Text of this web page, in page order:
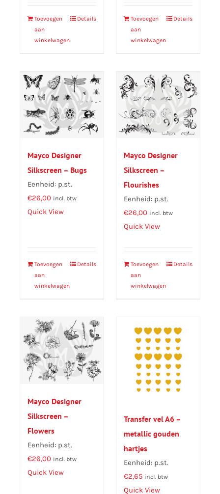
Toevoegen
aan
winkelwagen
Details
Toevoegen
aan
winkelwagen
Details
Mayco Designer
Silkscreen – Bugs
Eenheid: p.st.
€26,00 incl. btw
Quick View
Toevoegen
aan
winkelwagen
Details
Mayco Designer
Silkscreen –
Flourishes
Eenheid: p.st.
€26,00 incl. btw
Quick View
Toevoegen
aan
winkelwagen
Details
Mayco Designer
Silkscreen –
Flowers
Eenheid: p.st.
€26,00 incl. btw
Quick View
Transfer vel A6 –
metallic gouden
hartjes
Eenheid: p.st.
€2,65 incl. btw
Quick View